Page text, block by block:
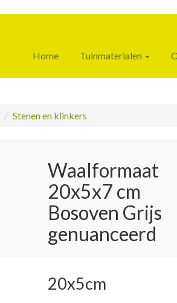
Home Tuinmaterialen
Stenen en klinkers
Waalformaat
20x5x7 cm
Bosoven Grijs
genuanceerd
20x5cm